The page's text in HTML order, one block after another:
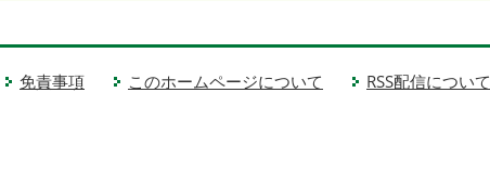
免責事項 このホームページについて RSS配信について